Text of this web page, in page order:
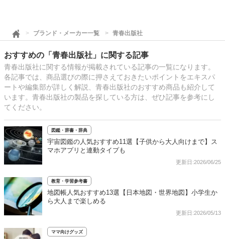
ブランド・メーカー一覧 青春出版社
おすすめの「青春出版社」に関する記事
青春出版社に関する情報が掲載されている記事の一覧になります。
各記事では、商品選びの際に押さえておきたいポイントをエキスパ
ートや編集部が詳しく解説、青春出版社のおすすめ商品も紹介して
います。青春出版社の製品を探している方は、ぜひ記事を参考にし
てください。
図鑑・辞書・辞典
宇宙図鑑の人気おすすめ11選【子供から大人向けまで】ス
マホアプリと連動タイプも
更新日:2026/06/25
教育・学習参考書
地図帳人気おすすめ13選【日本地図・世界地図】小学生か
ら大人まで楽しめる
更新日:2026/05/13
ママ向けグッズ